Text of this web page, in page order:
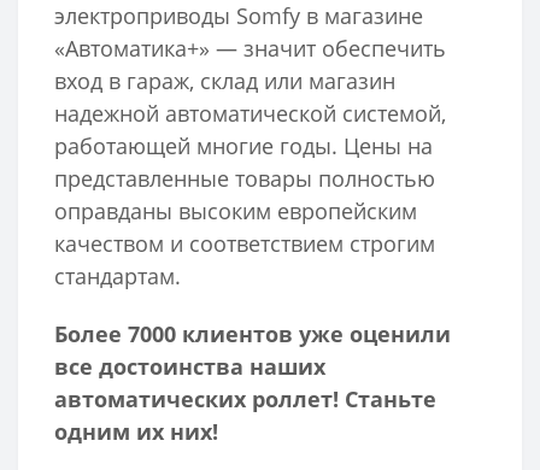
электроприводы Somfy в магазине
«Автоматика+» — значит обеспечить
вход в гараж, склад или магазин
надежной автоматической системой,
работающей многие годы. Цены на
представленные товары полностью
оправданы высоким европейским
качеством и соответствием строгим
стандартам.
Более 7000 клиентов уже оценили
все достоинства наших
автоматических роллет! Станьте
одним их них!